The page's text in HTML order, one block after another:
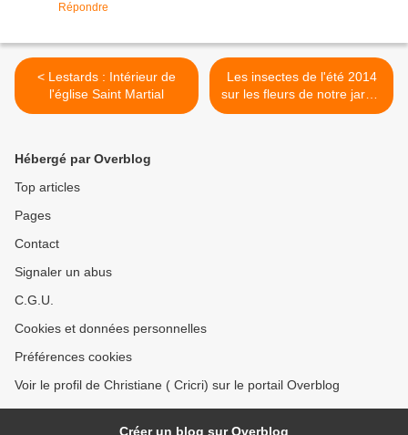
Répondre
< Lestards : Intérieur de
l'église Saint Martial
Les insectes de l'été 2014
sur les fleurs de notre jardin
>
Hébergé par Overblog
Top articles
Pages
Contact
Signaler un abus
C.G.U.
Cookies et données personnelles
Préférences cookies
Voir le profil de Christiane ( Cricri) sur le portail Overblog
Créer un blog sur Overblog